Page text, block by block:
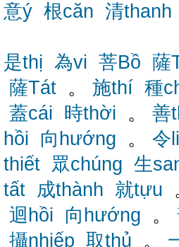
意ý 根căn 清thanh
是thị 為vi 菩Bồ 薩
薩Tát 。 施thí 種
蓋cái 時thời 。 善
hồi
向hướng 。 令
thiết 眾chúng 生
tất 成thành 就tựu
迴hồi
向hướng 。
攝nhiếp 取thủ 。